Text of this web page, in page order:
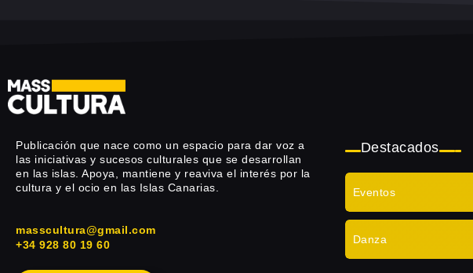
Publicación que nace como un espacio para dar voz a
las iniciativas y sucesos culturales que se desarrollan
en las islas. Apoya, mantiene y reaviva el interés por la
cultura y el ocio en las Islas Canarias.
masscultura@gmail.com
+34 928 80 19 60
Destacados
Eventos
Danza